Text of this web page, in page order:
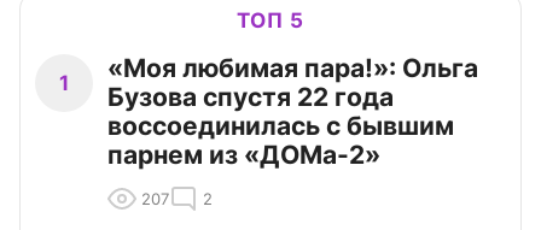
ТОП 5
1
«Моя любимая пара!»: Ольга
Бузова спустя 22 года
воссоединилась с бывшим
парнем из «ДОМа-2»
207 2